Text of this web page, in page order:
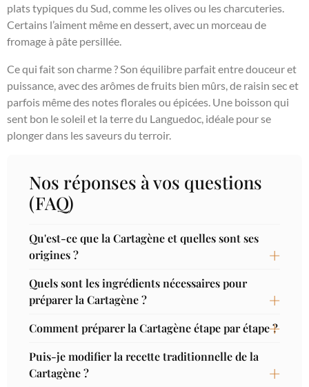
plats typiques du Sud, comme les olives ou les charcuteries.
Certains l’aiment même en dessert, avec un morceau de
fromage à pâte persillée.
Ce qui fait son charme ? Son équilibre parfait entre douceur et
puissance, avec des arômes de fruits bien mûrs, de raisin sec et
parfois même des notes florales ou épicées. Une boisson qui
sent bon le soleil et la terre du Languedoc, idéale pour se
plonger dans les saveurs du terroir.
Nos réponses à vos questions
(FAQ)
Qu'est-ce que la Cartagène et quelles sont ses
origines ?
Quels sont les ingrédients nécessaires pour
préparer la Cartagène ?
Comment préparer la Cartagène étape par étape ?
Puis-je modifier la recette traditionnelle de la
Cartagène ?